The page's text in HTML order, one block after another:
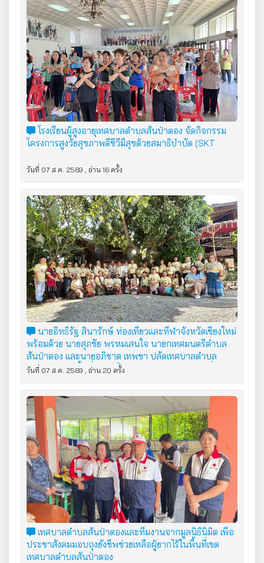
โรงเรียนผู้สูงอายุเทศบาลตำบลสันป่าตอง จัดกิจกรรม
โครงการสูงวัยสุขภาพดีชีวีมีสุขด้วยสมาธิบำบัด (SKT
วันที่ 07 ส.ค. 2569 , อ่าน 16 ครั้ง
นายอิทธิรัฐ สินารักษ์ ท่องเที่ยวและทีฬาจังหวัดเชียงใหม่
พร้อมด้วย นายสุภชัย พรหมเสนใจ นายกเทศมนตรีตำบล
สันป่าตอง และนายอภิชาต เทพชา ปลัดเทศบาลตำบล
สันป่าตอง ลงพื้นที่ดำเนินโครงการต่อยอดการท่องเที่ยว
วันที่ 07 ส.ค. 2569 , อ่าน 20 ครั้ง
เทศบาลตำบลสันป่าตองและทีมงานจากมูลนิธินิมิต เพื่อ
ประชาสังคมมอบถุงยังชีพช่วยเหลือผู้ยากไร้ในพื้นที่เขต
เทศบาลตำบลสันป่าตอง